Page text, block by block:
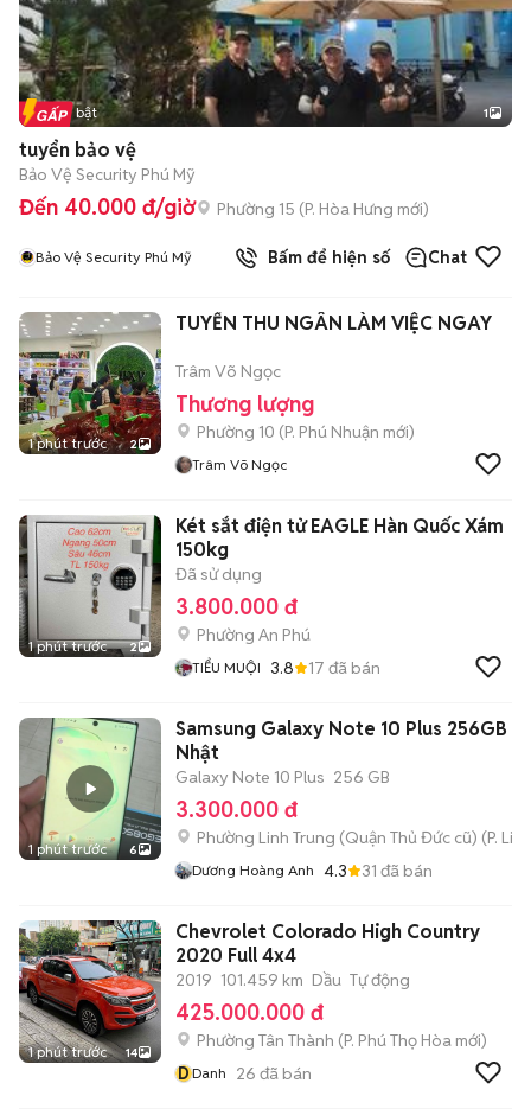
Tin nổi bật 1
tuyển bảo vệ
Bảo Vệ Security Phú Mỹ
Đến 40.000 đ/giờ Phường 15 (P. Hòa Hưng mới)
Bảo Vệ Security Phú Mỹ Bấm để hiện số Chat
1 phút trước 2
TUYỂN THU NGÂN LÀM VIỆC NGAY
Trâm Võ Ngọc
Thương lượng
Phường 10 (P. Phú Nhuận mới)
Trâm Võ Ngọc
1 phút trước 2
Két sắt điện tử EAGLE Hàn Quốc Xám
150kg
Đã sử dụng
3.800.000 đ
Phường An Phú
TIỂU MUỘI 3.8 17 đã bán
1 phút trước 6
Samsung Galaxy Note 10 Plus 256GB
Nhật
Galaxy Note 10 Plus 256 GB
3.300.000 đ
Phường Linh Trung (Quận Thủ Đức cũ) (P.
Dương Hoàng Anh 4.3 31 đã bán
1 phút trước 14
Chevrolet Colorado High Country
2020 Full 4x4
2019 101.459 km Dầu Tự động
425.000.000 đ
Phường Tân Thành (P. Phú Thọ Hòa mới)
DDanh 26 đã bán